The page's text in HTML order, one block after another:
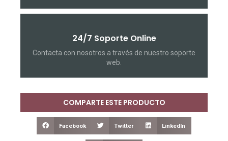
24/7 Soporte Online
Contacta con nosotros a través de nuestro soporte
web.
COMPARTE ESTE PRODUCTO
Facebook Twitter LinkedIn